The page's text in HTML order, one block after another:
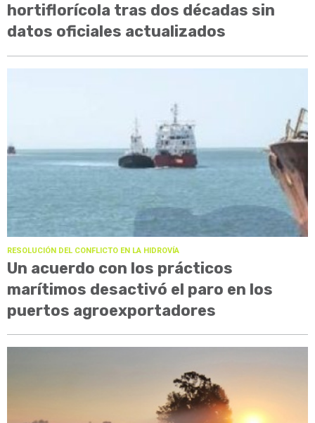
hortiflorícola tras dos décadas sin
datos oficiales actualizados
RESOLUCIÓN DEL CONFLICTO EN LA HIDROVÍA
Un acuerdo con los prácticos
marítimos desactivó el paro en los
puertos agroexportadores